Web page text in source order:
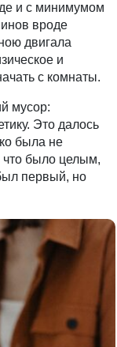
и с минимумом
вроде
двигала
и
с комнаты.
мусор:
Это далось
была не
что было целым,
первый, но